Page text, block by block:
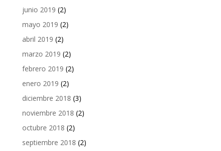
junio 2019 (2)
mayo 2019 (2)
abril 2019 (2)
marzo 2019 (2)
febrero 2019 (2)
enero 2019 (2)
diciembre 2018 (3)
noviembre 2018 (2)
octubre 2018 (2)
septiembre 2018 (2)